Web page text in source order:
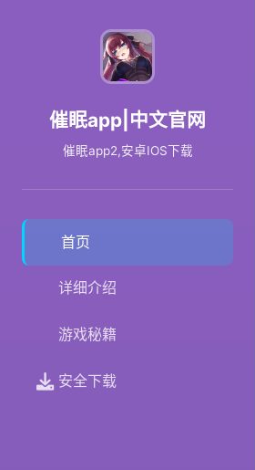
催眠app|中文官网
催眠app2,安卓IOS下载
首页
详细介绍
游戏秘籍
安全下载